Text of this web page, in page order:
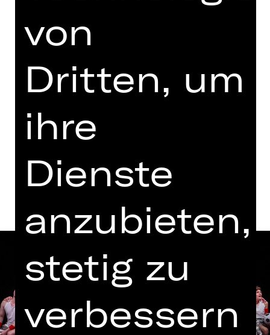
Samstag, 09.01.2027
Vorstellung
19.00 Uhr Einführung
Kammerspiele
Termine und Besetzung
von
Dritten, um
ihre
Dienste
anzubieten,
stetig zu
verbessern